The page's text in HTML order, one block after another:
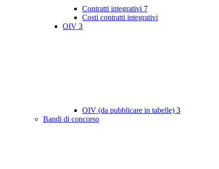
Contratti integrativi 7
Costi contratti integrativi
OIV 3
OIV (da pubblicare in tabelle) 3
Bandi di concorso